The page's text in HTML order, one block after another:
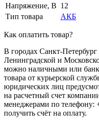
Напряжение, В 12
Тип товара
АКБ
Как оплатить товар?
В городах Санкт-
Ленинградской и
можно наличными или
товара от курьерской
юридических лиц
на расчетный счет
менеджерами по телефону:
получить счёт на оплату.